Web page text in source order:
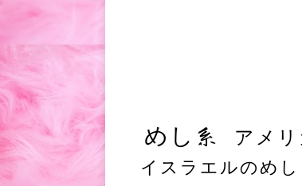
めし系 アメリ
イスラエルのめし